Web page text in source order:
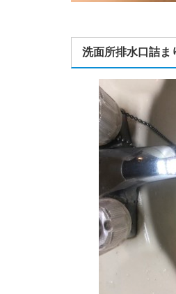
洗面所排水口詰ま